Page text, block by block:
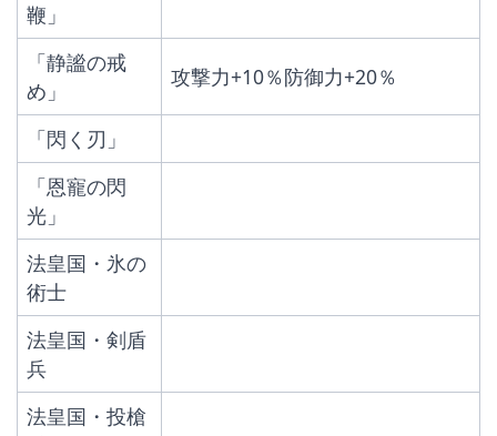
鞭」
「静謐の戒
め」
攻撃力+10％防御力+20％
「閃く刃」
「恩寵の閃
光」
法皇国・氷の
術士
法皇国・剣盾
兵
法皇国・投槍